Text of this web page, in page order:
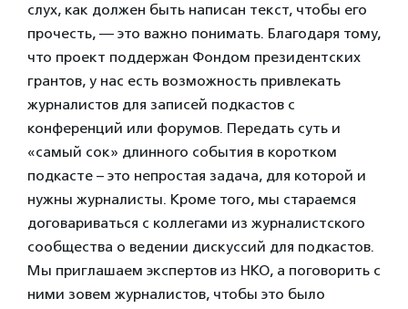
слух, как должен быть написан текст, чтобы его
прочесть, — это важно понимать. Благодаря тому,
что проект поддержан Фондом президентских
грантов, у нас есть возможность привлекать
журналистов для записей подкастов с
конференций или форумов. Передать суть и
«самый сок» длинного события в коротком
подкасте – это непростая задача, для которой и
нужны журналисты. Кроме того, мы стараемся
договариваться с коллегами из журналистского
сообщества о ведении дискуссий для подкастов.
Мы приглашаем экспертов из НКО, а поговорить с
ними зовем журналистов, чтобы это было